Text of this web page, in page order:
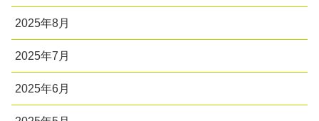
2025年8月
2025年7月
2025年6月